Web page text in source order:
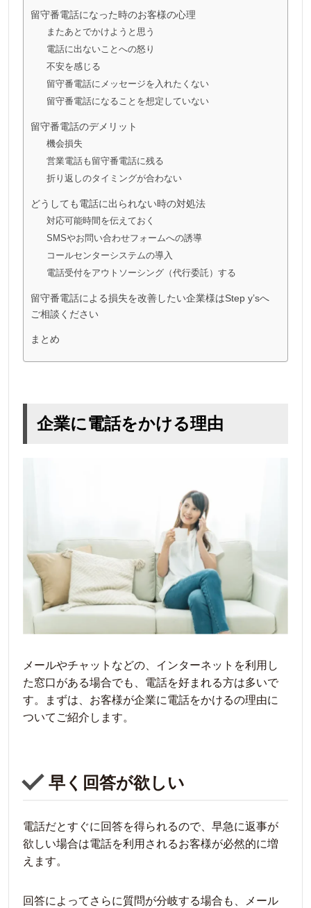
留守番電話になった時のお客様の心理
またあとでかけようと思う
電話に出ないことへの怒り
不安を感じる
留守番電話にメッセージを入れたくない
留守番電話になることを想定していない
留守番電話のデメリット
機会損失
営業電話も留守番電話に残る
折り返しのタイミングが合わない
どうしても電話に出られない時の対処法
対応可能時間を伝えておく
SMSやお問い合わせフォームへの誘導
コールセンターシステムの導入
電話受付をアウトソーシング（代行委託）する
留守番電話による損失を改善したい企業様はStep y’sへ
ご相談ください
まとめ
企業に電話をかける理由
メールやチャットなどの、インターネットを利用し
た窓口がある場合でも、電話を好まれる方は多いで
す。まずは、お客様が企業に電話をかけるの理由に
ついてご紹介します。
早く回答が欲しい
電話だとすぐに回答を得られるので、早急に返事が
欲しい場合は電話を利用されるお客様が必然的に増
えます。
回答によってさらに質問が分岐する場合も、メール